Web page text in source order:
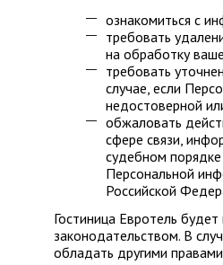
ознакомиться с
требовать
на обработку
требовать
случае, если
недостоверной
обжаловать
сфере связи,
судебном порядке
Персональной
Российской
Гостиница Евротель
законодательством. В
обладать другими